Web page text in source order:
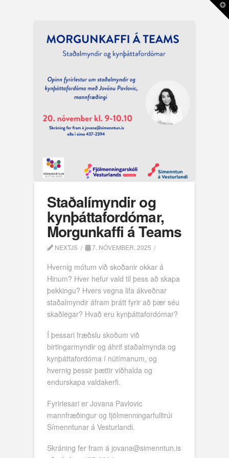
Staðalímyndir og
kynþáttafordómar,
Morgunkaffi á Teams
NEXTJS 7. NÓVEMBER, 2025
Hvernig mótum við skoðanir okkar á
Hinum? Hver hefur vald til þess að skapa
þekkingu? Hvers vegna lifa ákveðnar
staðalmyndir áfram þrátt fyrir að þær séu
skaðlegar? Hvað eru kynþáttafordómar?
Í þessari fræðslu skoðum við
birtingarmyndir og áhrif staðalmynda og
kynþáttafordóma í nútímanum, og
hvernig þessir þættir viðhalda og
endurskapa valdakerfi.
Fyrirlesari er Jovana Pavlovic
mannfræðingur og fjölmenningarfulltrúi
Símenntunar á Vesturlandi.
Skráning fer fram á jovana@simenntun.is